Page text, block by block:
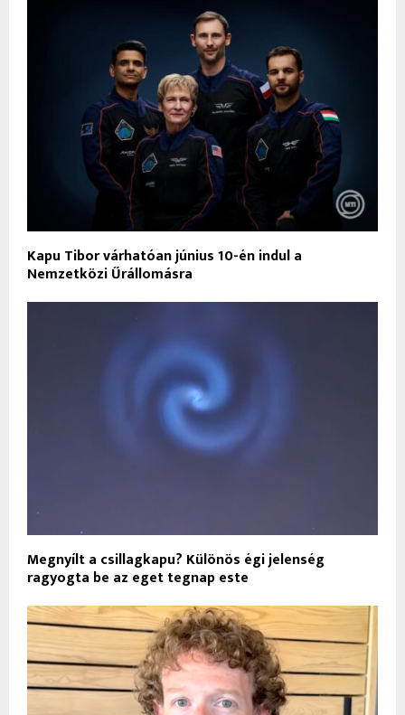
Kapu Tibor várhatóan június 10-én indul a
Nemzetközi Űrállomásra
Megnyílt a csillagkapu? Különös égi jelenség
ragyogta be az eget tegnap este